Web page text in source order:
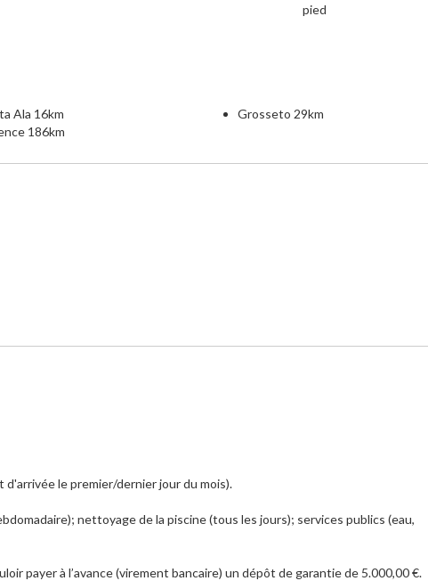
pied
Ala 16km
186km
Grosseto 29km
le premier/dernier jour du mois).
nettoyage de la piscine (tous les jours); services publics (eau,
payer à l’avance (virement bancaire) un dépôt de garantie de 5.000,00 €.